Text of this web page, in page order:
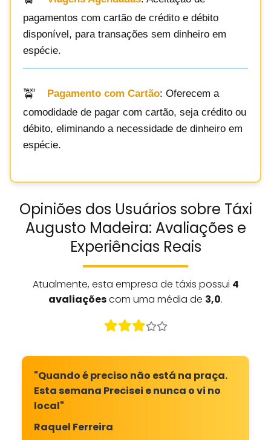
pagamentos com cartão de crédito e débito
disponível, para transações sem dinheiro em
espécie.
Pagamento com Cartão: Oferecem a
comodidade de pagar com cartão, seja crédito ou
débito, eliminando a necessidade de dinheiro em
espécie.
Opiniões dos Usuários sobre Táxi
Augusto Madeira: Avaliações e
Experiências Reais
Atualmente, esta empresa de táxis possui 4
avaliaçõescom uma média de 3,0.
"Quando é preciso não está na praça.
Esta semana Precisei e nunca o vi no
local"
Raquel Ferreira